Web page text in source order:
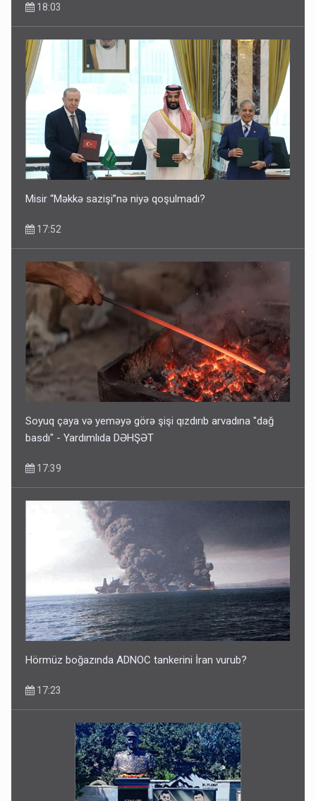
İlham Əliyev müharibədə də, sülhdə də qalib gəldi -
Hikmət Hacıyev
15:02
Pakistan prezidentindən Azərbaycanla bağlı açıqlama
13:58
18:03
Misir “Məkkə sazişi”nə niyə qoşulmadı?
17:52
Soyuq çaya və yeməyə görə şişi qızdırıb arvadına "dağ
basdı" - Yardımlıda DƏHŞƏT
17:39
Hörmüz boğazında ADNOC tankerini İran vurub?
17:23